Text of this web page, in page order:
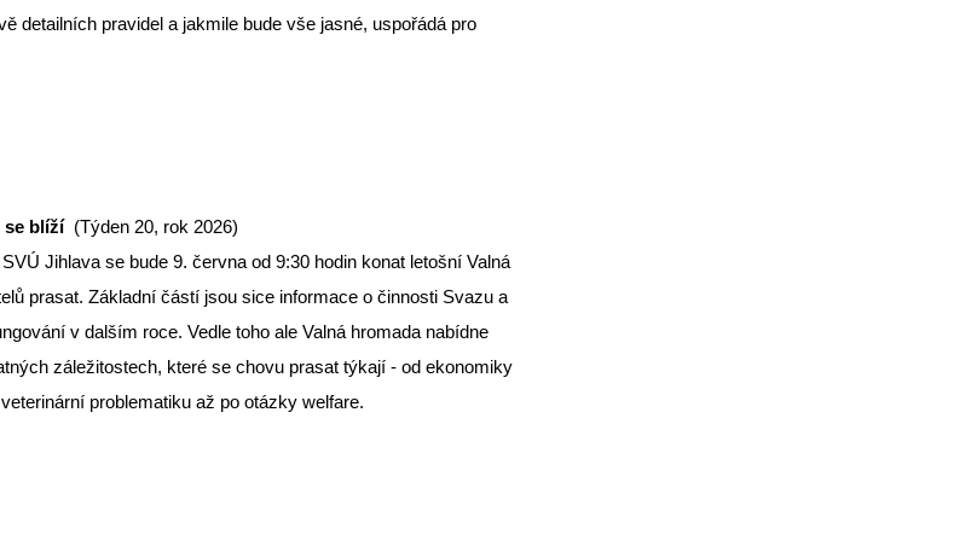
detailních pravidel a jakmile bude vše jasné, uspořádá pro
se blíží(Týden 20, rok 2026)
Jihlava se bude 9. června od 9:30 hodin konat letošní Valná
prasat. Základní částí jsou sice informace o činnosti Svazu a
v dalším roce. Vedle toho ale Valná hromada nabídne
záležitostech, které se chovu prasat týkají - od ekonomiky
problematiku až po otázky welfare.